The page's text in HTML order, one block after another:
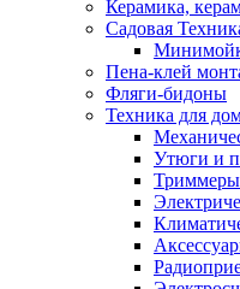
Керамика,
Садовая
Пена-клей
Фляги-бидоны
Техника для
Утюги и